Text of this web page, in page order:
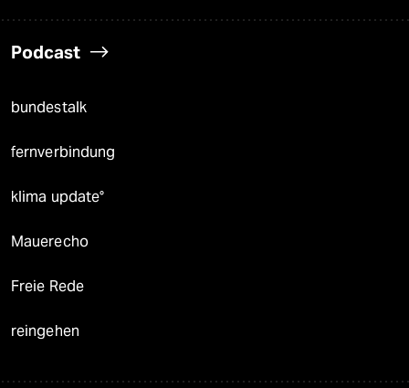
Podcast
bundestalk
fernverbindung
klima update°
Mauerecho
Freie Rede
reingehen